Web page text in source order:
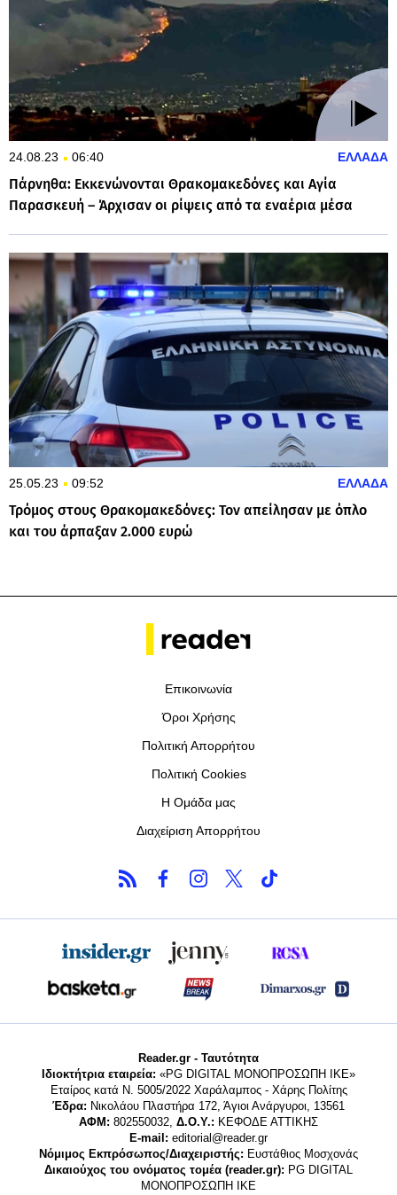
24.08.23 06:40 ΕΛΛΑΔΑ
Πάρνηθα: Εκκενώνονται Θρακομακεδόνες και Αγία
Παρασκευή – Άρχισαν οι ρίψεις από τα εναέρια μέσα
25.05.23 09:52 ΕΛΛΑΔΑ
Τρόμος στους Θρακομακεδόνες: Τον απείλησαν με όπλο
και του άρπαξαν 2.000 ευρώ
Επικοινωνία
Όροι Χρήσης
Πολιτική Απορρήτου
Πολιτική Cookies
Η Ομάδα μας
Διαχείριση Απορρήτου
Reader.gr - Ταυτότητα
Ιδιοκτήτρια εταιρεία: «PG DIGITAL MONΟΠΡΟΣΩΠΗ ΙΚΕ»
Εταίρος κατά Ν. 5005/2022 Χαράλαμπος - Χάρης Πολίτης
Έδρα: Νικολάου Πλαστήρα 172, Άγιοι Ανάργυροι, 13561
ΑΦΜ: 802550032, Δ.Ο.Υ.: ΚΕΦΟΔΕ ΑΤΤΙΚΗΣ
E-mail: editorial@reader.gr
Νόμιμος Εκπρόσωπος/Διαχειριστής: Ευστάθιος Μοσχονάς
Δικαιούχος του ονόματος τομέα (reader.gr): PG DIGITAL
MONΟΠΡΟΣΩΠΗ ΙΚΕ